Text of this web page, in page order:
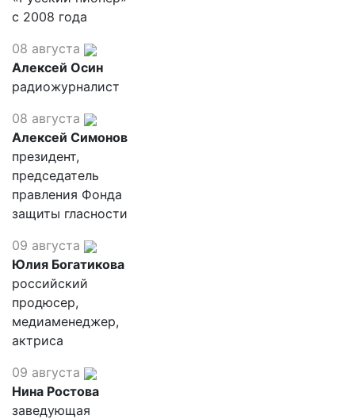
с 2008 года
08 августа
Алексей Осин
радиожурналист
08 августа
Алексей Симонов
президент,
председатель
правления Фонда
защиты гласности
09 августа
Юлия Богатикова
российский
продюсер,
медиаменеджер,
актриса
09 августа
Нина Ростова
заведующая